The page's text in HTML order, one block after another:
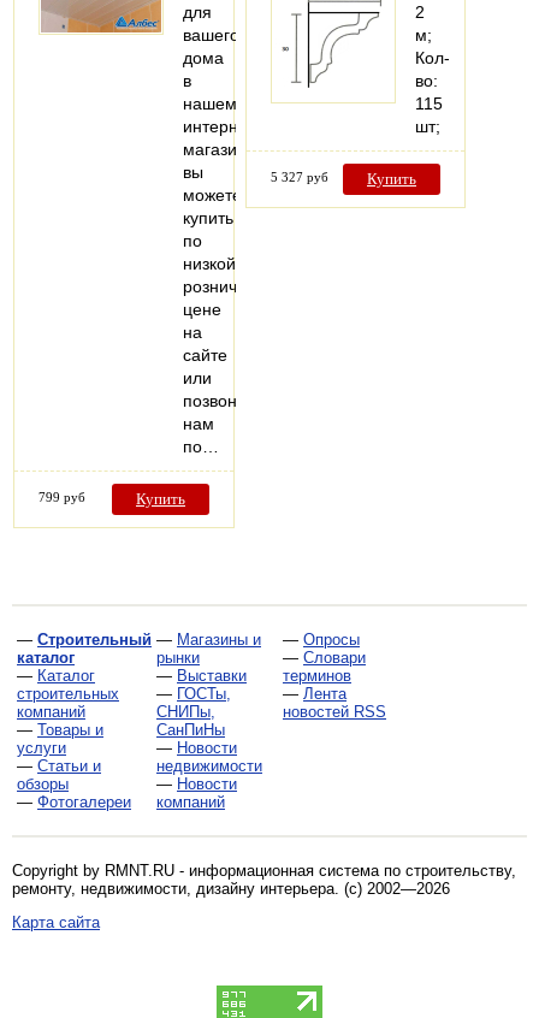
для
вашего
дома
в
нашем
интернет-
магазине
вы
можете
купить
по
низкой
розничной
цене
на
сайте
или
позвонить
нам
по…
799 руб Купить
2
м;
Кол-
во:
115
шт;
5 327 руб Купить
— Строительный
каталог
— Каталог
строительных
компаний
— Товары и
услуги
— Статьи и
обзоры
— Фотогалереи
— Магазины и
рынки
— Выставки
— ГОСТы,
СНИПы,
СанПиНы
— Новости
недвижимости
— Новости
компаний
— Опросы
— Словари
терминов
— Лента
новостей RSS
Copyright by RMNT.RU - информационная система по строительству,
ремонту, недвижимости, дизайну интерьера. (c) 2002—2026
Карта сайта